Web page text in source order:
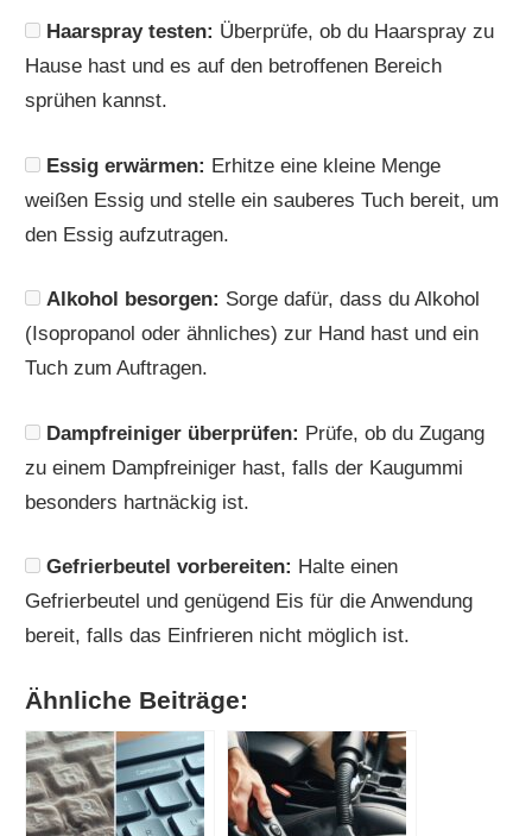
Haarspray testen: Überprüfe, ob du Haarspray zu
Hause hast und es auf den betroffenen Bereich
sprühen kannst.
Essig erwärmen: Erhitze eine kleine Menge
weißen Essig und stelle ein sauberes Tuch bereit, um
den Essig aufzutragen.
Alkohol besorgen: Sorge dafür, dass du Alkohol
(Isopropanol oder ähnliches) zur Hand hast und ein
Tuch zum Auftragen.
Dampfreiniger überprüfen: Prüfe, ob du Zugang
zu einem Dampfreiniger hast, falls der Kaugummi
besonders hartnäckig ist.
Gefrierbeutel vorbereiten: Halte einen
Gefrierbeutel und genügend Eis für die Anwendung
bereit, falls das Einfrieren nicht möglich ist.
Ähnliche Beiträge: